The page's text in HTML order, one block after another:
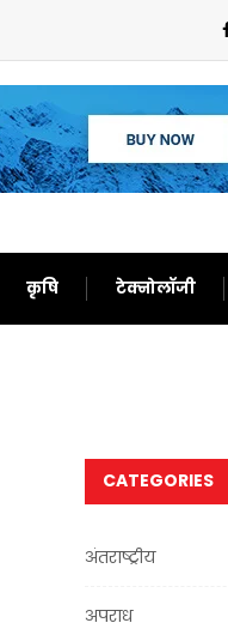
से बेतुका बयान,ईरान को बता
कृषि टेक्नोलॉजी
CATEGORIES
अंतराष्ट्रीय
अपराध